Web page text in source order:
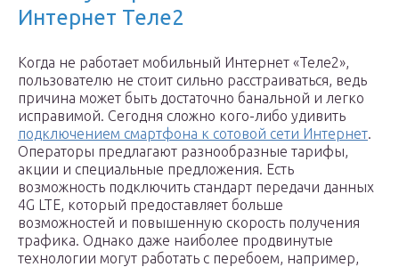
Интернет Теле2
Когда не работает мобильный Интернет «Теле2»,
пользователю не стоит сильно расстраиваться, ведь
причина может быть достаточно банальной и легко
исправимой. Сегодня сложно кого-либо удивить
подключением смартфона к сотовой сети Интернет.
Операторы предлагают разнообразные тарифы,
акции и специальные предложения. Есть
возможность подключить стандарт передачи данных
4G LTE, который предоставляет больше
возможностей и повышенную скорость получения
трафика. Однако даже наиболее продвинутые
технологии могут работать с перебоем, например,